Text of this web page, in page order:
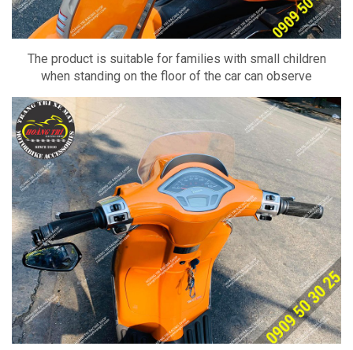
The product is suitable for families with small children
when standing on the floor of the car can observe